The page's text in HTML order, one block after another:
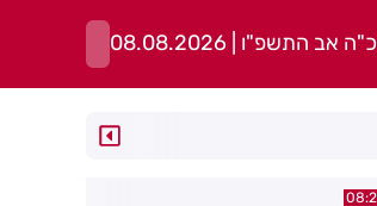
כ"ה אב התשפ"ו | 08.08.2026